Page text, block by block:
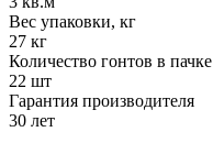
Вес упаковки, кг
27 кг
Количество гонтов в пачке
22 шт
Гарантия производителя
30 лет